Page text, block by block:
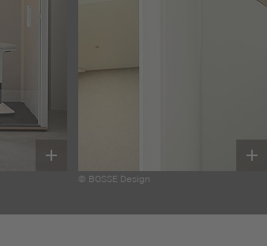
© BOSSE Design